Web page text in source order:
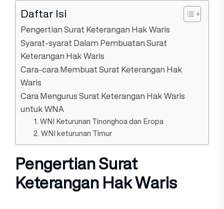
Daftar Isi
Pengertian Surat Keterangan Hak Waris
Syarat-syarat Dalam Pembuatan Surat
Keterangan Hak Waris
Cara-cara Membuat Surat Keterangan Hak
Waris
Cara Mengurus Surat Keterangan Hak Waris
untuk WNA
1. WNI Keturunan Tinonghoa dan Eropa
2. WNI keturunan Timur
Pengertian Surat
Keterangan Hak Waris